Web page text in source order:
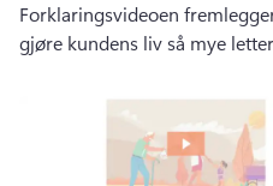
Forklaringsvideoen
gjøre kundens liv så mye